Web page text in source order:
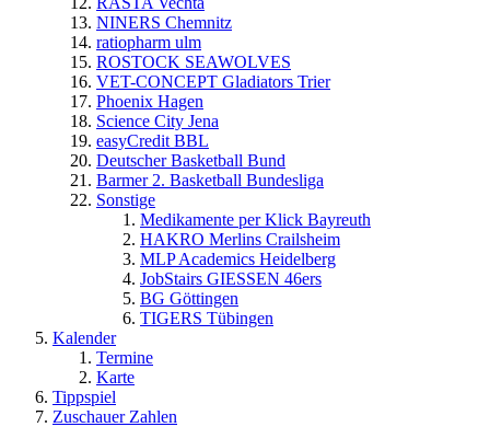
NINERS Chemnitz
ratiopharm ulm
ROSTOCK SEAWOLVES
VET-CONCEPT Gladiators Trier
Phoenix Hagen
Science City Jena
easyCredit BBL
Deutscher Basketball Bund
Barmer 2. Basketball Bundesliga
Sonstige
Medikamente per Klick Bayreuth
HAKRO Merlins Crailsheim
MLP Academics Heidelberg
JobStairs GIESSEN 46ers
BG Göttingen
TIGERS Tübingen
Kalender
Termine
Karte
Tippspiel
Zuschauer Zahlen